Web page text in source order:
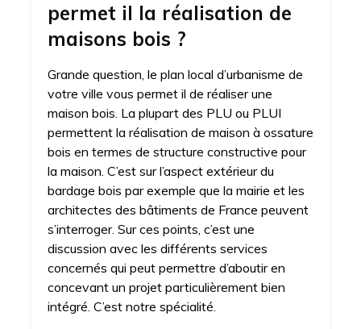
permet il la réalisation de
maisons bois ?
Grande question, le plan local d’urbanisme de
votre ville vous permet il de réaliser une
maison bois. La plupart des PLU ou PLUI
permettent la réalisation de maison à ossature
bois en termes de structure constructive pour
la maison. C’est sur l’aspect extérieur du
bardage bois par exemple que la mairie et les
architectes des bâtiments de France peuvent
s’interroger. Sur ces points, c’est une
discussion avec les différents services
concernés qui peut permettre d’aboutir en
concevant un projet particulièrement bien
intégré. C’est notre spécialité.